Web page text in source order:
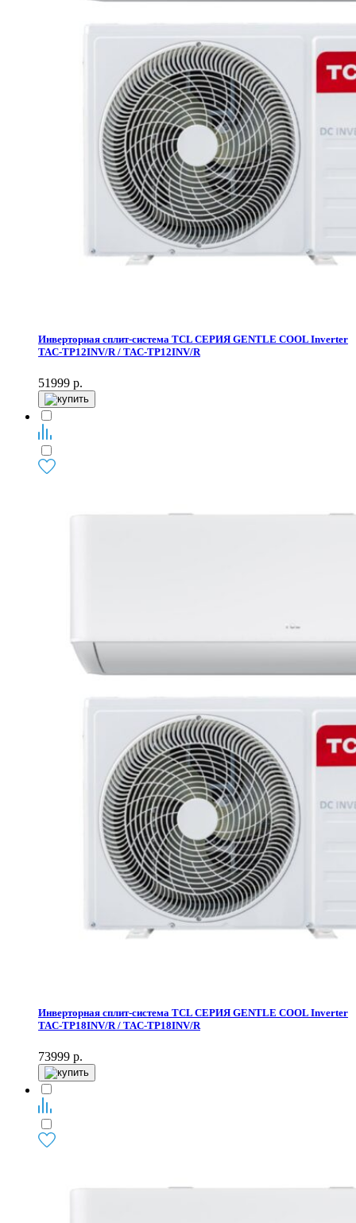
Инверторная сплит-система TCL СЕРИЯ GENTLE COOL Inverter
TAC-TP12INV/R / TAC-TP12INV/R
51999 р.
Инверторная сплит-система TCL СЕРИЯ GENTLE COOL Inverter
TAC-TP18INV/R / TAC-TP18INV/R
73999 р.